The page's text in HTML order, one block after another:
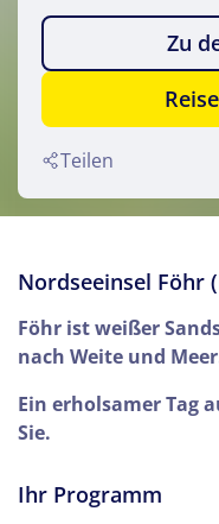
Zu
Teilen
Nordseeinsel Föhr
Föhr ist weißer
nach Weite und
Ein erholsamer Tag
Sie.
Ihr Programm